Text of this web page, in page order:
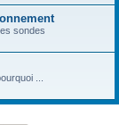
sondes
...